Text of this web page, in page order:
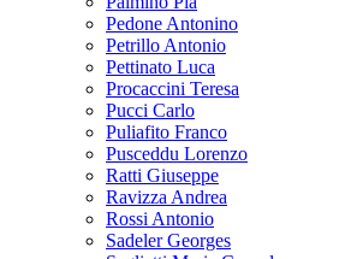
Pedone Antonino
Petrillo Antonio
Pettinato Luca
Procaccini Teresa
Pucci Carlo
Puliafito Franco
Pusceddu Lorenzo
Ratti Giuseppe
Ravizza Andrea
Rossi Antonio
Sadeler Georges